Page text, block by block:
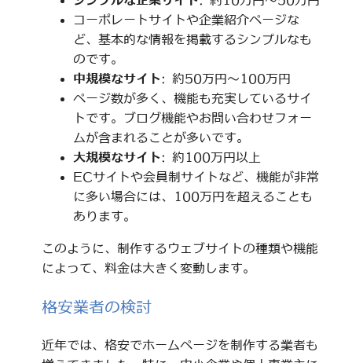
コーポレートサイトや企業紹介ページな
ど、基本的な情報を掲載するシンプルなも
のです。
中規模なサイト: 約50万円～100万円
ページ数が多く、機能も充実しているサイ
トです。ブログ機能やお問い合わせフォー
ムが含まれることが多いです。
大規模なサイト: 約100万円以上
ECサイトや会員制サイトなど、機能が非常
に多い場合には、100万円を超えることも
あります。
このように、制作するウェブサイトの種類や機能
によって、料金は大きく変動します。
格安業者の検討
近年では、格安でホームページを制作する業者も